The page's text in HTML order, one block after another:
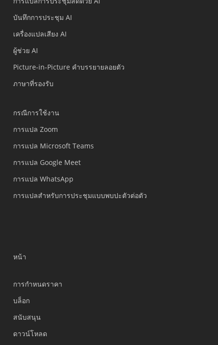
บันทึกการประชุม AI
เครื่องแปลเสียง AI
ผู้ช่วย AI
Picture-in-Picture คำบรรยายลอยตัว
ภาษาที่รองรับ
กรณีการใช้งาน
การแปล Zoom
การแปล Microsoft Teams
การแปล Google Meet
การแปล WhatsApp
การแปลสำหรับการประชุมแบบพบปะตัวต่อตัว
หน้า
การกำหนดราคา
บล็อก
สนับสนุน
ดาวน์โหลด